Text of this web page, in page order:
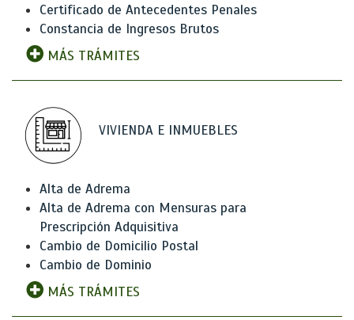
Certificado de Antecedentes Penales
Constancia de Ingresos Brutos
MÁS TRÁMITES
VIVIENDA E INMUEBLES
Alta de Adrema
Alta de Adrema con Mensuras para
Prescripción Adquisitiva
Cambio de Domicilio Postal
Cambio de Dominio
MÁS TRÁMITES